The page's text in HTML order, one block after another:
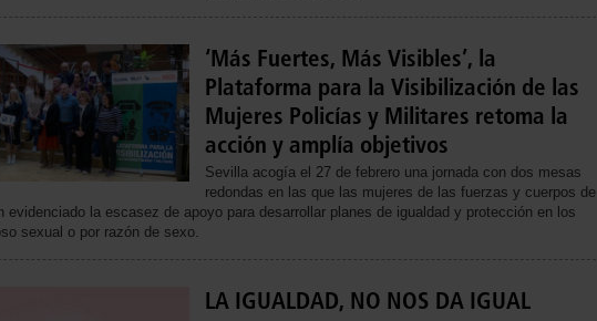
‘Más Fuertes, Más Visibles’, la
Plataforma para la Visibilización de las
Mujeres Policías y Militares retoma la
acción y amplía objetivos
Sevilla acogía el 27 de febrero una jornada con dos mesas
redondas en las que las mujeres de las fuerzas y cuerpos de
evidenciado la escasez de apoyo para desarrollar planes de igualdad y protección en los
sexual o por razón de sexo.
LA IGUALDAD, NO NOS DA IGUAL